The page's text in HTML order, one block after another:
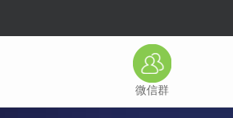
微信群